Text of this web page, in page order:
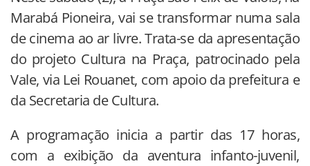
Marabá Pioneira, vai se transformar numa sala
de cinema ao ar livre. Trata-se da apresentação
do projeto Cultura na Praça, patrocinado pela
Vale, via Lei Rouanet, com apoio da prefeitura e
da Secretaria de Cultura.
A programação inicia a partir das 17 horas,
com a exibição da aventura infanto-juvenil,